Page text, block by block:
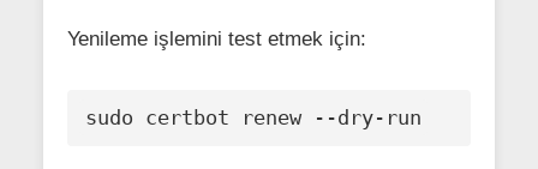
Yenileme işlemini test etmek için: